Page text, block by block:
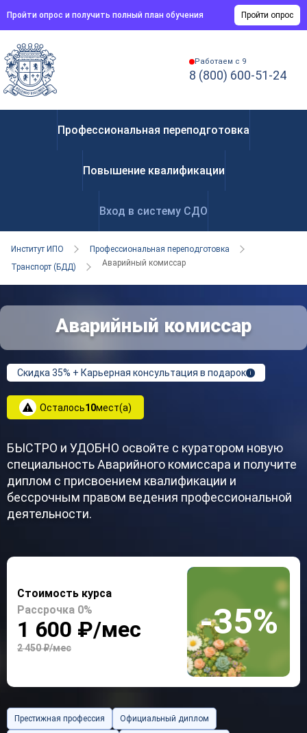
Пройти опрос и получить полный план обучения Пройти опрос
Работаем с 9
8 (800) 600-51-24
Профессиональная переподготовка
Повышение квалификации
Вход в систему СДО
Институт ИПО
Профессиональная переподготовка
Транспорт (БДД)
Аварийный комиссар
Аварийный комиссар
Скидка 35% + Карьерная консультация в подарок i
Осталось10мест(а)
БЫСТРО и УДОБНО освойте с куратором новую
специальность Аварийного комиссара и получите
диплом с присвоением квалификации и
бессрочным правом ведения профессиональной
деятельности.
Стоимость курса
Рассрочка 0%
1 600 ₽/мес
2 450 ₽/мес
-35%
Престижная профессия Официальный диплом